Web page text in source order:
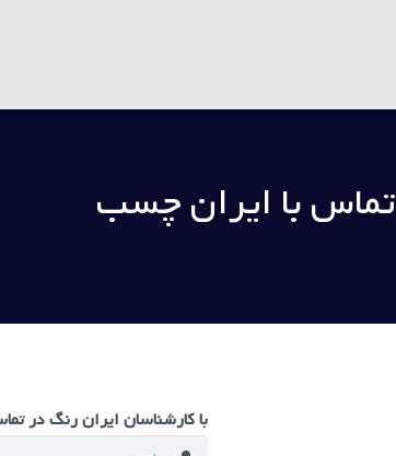
تماس با ایران چسب
با کارشناسان ایران رنگ در